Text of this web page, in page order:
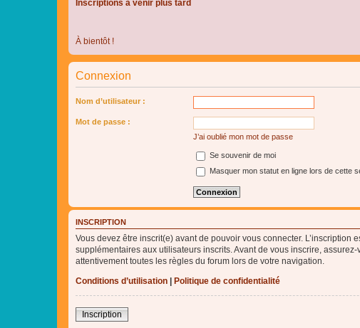
Inscriptions à venir plus tard
À bientôt !
Connexion
Nom d’utilisateur :
Mot de passe :
J’ai oublié mon mot de passe
Se souvenir de moi
Masquer mon statut en ligne lors de cette
INSCRIPTION
Vous devez être inscrit(e) avant de pouvoir vous connecter.
supplémentaires aux utilisateurs inscrits. Avant de vous inscrire,
attentivement toutes les règles du forum lors de votre navigation.
Conditions d’utilisation
Politique de confidentialité
Inscription